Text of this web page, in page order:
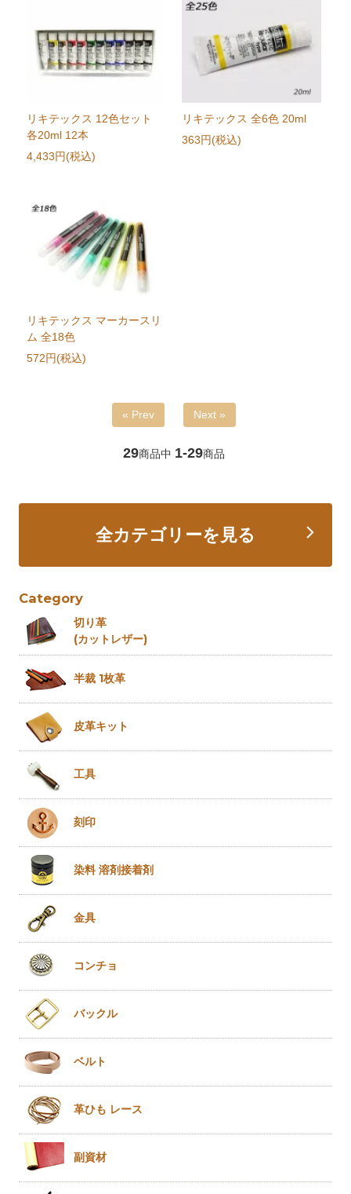
リキテックス 12色セット
各20ml 12本
4,433円(税込)
リキテックス 全6色 20ml
363円(税込)
リキテックス マーカースリ
ム 全18色
572円(税込)
« Prev Next »
29商品中 1-29商品
全カテゴリーを見る
Category
切り革
(カットレザー)
半裁 1枚革
皮革キット
工具
刻印
染料 溶剤接着剤
金具
コンチョ
バックル
ベルト
革ひも レース
副資材